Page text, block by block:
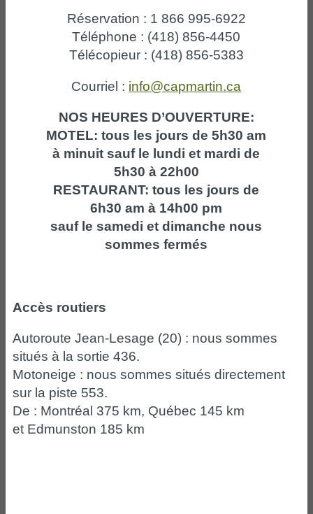
Réservation : 1 866 995-6922
Téléphone : (418) 856-4450
Télécopieur : (418) 856-5383
Courriel : info@capmartin.ca
NOS HEURES D’OUVERTURE:
MOTEL: tous les jours de 5h30 am
à minuit sauf le lundi et mardi de
5h30 à 22h00
RESTAURANT: tous les jours de
6h30 am à 14h00 pm
sauf le samedi et dimanche nous
sommes fermés
Accès routiers
Autoroute Jean-Lesage (20) : nous sommes
situés à la sortie 436.
Motoneige : nous sommes situés directement
sur la piste 553.
De : Montréal 375 km, Québec 145 km
et Edmunston 185 km